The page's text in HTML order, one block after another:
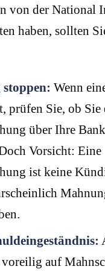
von der National
haben, sollten
Wenn
prüfen Sie, ob Sie
über Ihre
Vorsicht: Eine
ist keine
auf